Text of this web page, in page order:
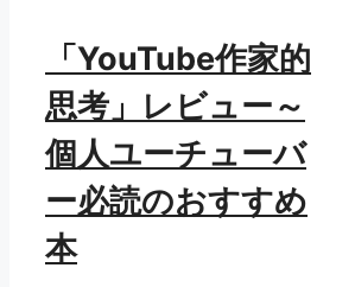
「YouTube作家的
思考」レビュー～
個人ユーチューバ
ー必読のおすすめ
本